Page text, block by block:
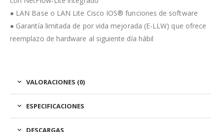
● LAN Base o LAN Lite Cisco IOS® funciones de software
● Garantía limitada de por vida mejorada (E-LLW) que ofrece
reemplazo de hardware al siguiente día hábil
VALORACIONES (0)
ESPECIFICACIONES
DESCARGAS